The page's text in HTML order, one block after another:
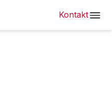
Kontakt